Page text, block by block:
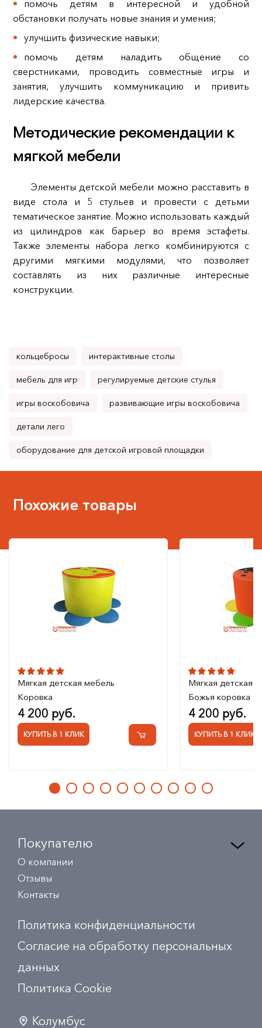
помочь детям в интересной и удобной
обстановки получать новые знания и умения;
улучшить физические навыки;
помочь детям наладить общение со
сверстниками, проводить совместные игры и
занятия, улучшить коммуникацию и привить
лидерские качества.
Методические рекомендации к
мягкой мебели
Элементы детской мебели можно расставить в
виде стола и 5 стульев и провести с детьми
тематическое занятие. Можно использовать каждый
из цилиндров как барьер во время эстафеты.
Также элементы набора легко комбинируются с
другими мягкими модулями, что позволяет
составлять из них различные интересные
конструкции.
кольцебросы интерактивные столы
мебель для игр регулируемые детские стулья
игры воскобовича развивающие игры воскобовича
детали лего
оборудование для детской игровой площадки
Похожие товары
Мягкая детская мебель
Коровка
4 200 руб.
КУПИТЬ В 1 КЛИК
Мягкая детская
Божья коровка
4 200 руб.
КУПИТЬ В 1 КЛИК
Покупателю
О компании
Отзывы
Контакты
Политика конфиденциальности
Согласие на обработку персональных
данных
Политика Сookie
Колумбус